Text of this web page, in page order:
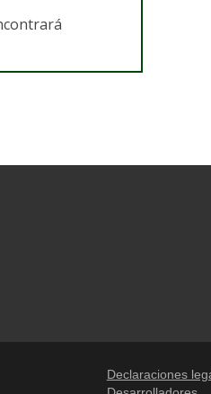
Declaraciones